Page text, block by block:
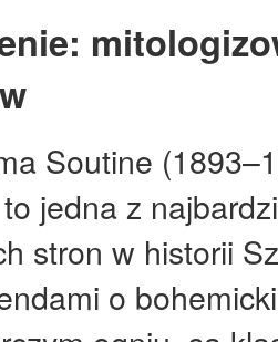
Soutine
jedna z
stron w historii
o